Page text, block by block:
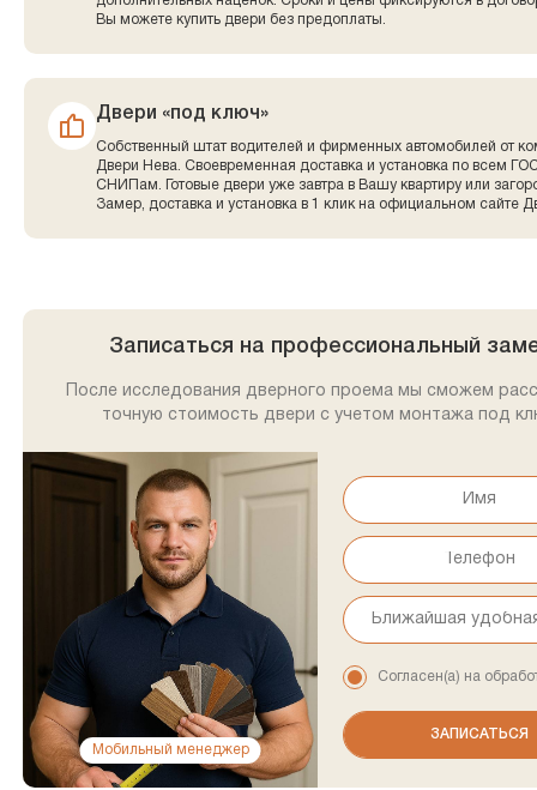
Вы можете купить двери без предоплаты.
Двери «под ключ»
Собственный штат водителей и фирменных автомобилей от
Двери Нева. Своевременная доставка и установка по всем
СНИПам. Готовые двери уже завтра в Вашу квартиру или
Замер, доставка и установка в 1 клик на официальном сайте
Записаться на профессиональный
После исследования дверного проема мы сможем
точную стоимость двери с учетом монтажа под
Мобильный менеджер
Согласен(а) на